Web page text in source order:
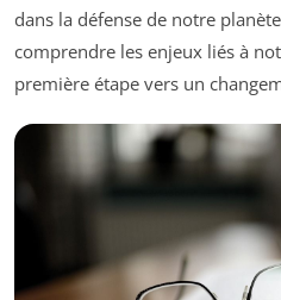
dans la défense de notre
comprendre les enjeux liés à
première étape vers un